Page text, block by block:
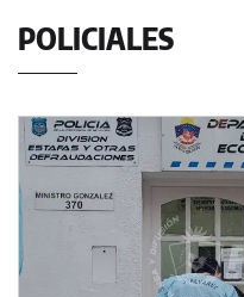
POLICIALES